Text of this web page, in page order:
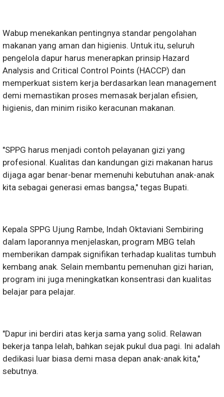
Wabup menekankan pentingnya standar pengolahan
makanan yang aman dan higienis. Untuk itu, seluruh
pengelola dapur harus menerapkan prinsip Hazard
Analysis and Critical Control Points (HACCP) dan
memperkuat sistem kerja berdasarkan lean management
demi memastikan proses memasak berjalan efisien,
higienis, dan minim risiko keracunan makanan.
"SPPG harus menjadi contoh pelayanan gizi yang
profesional. Kualitas dan kandungan gizi makanan harus
dijaga agar benar-benar memenuhi kebutuhan anak-anak
kita sebagai generasi emas bangsa," tegas Bupati.
Kepala SPPG Ujung Rambe, Indah Oktaviani Sembiring
dalam laporannya menjelaskan, program MBG telah
memberikan dampak signifikan terhadap kualitas tumbuh
kembang anak. Selain membantu pemenuhan gizi harian,
program ini juga meningkatkan konsentrasi dan kualitas
belajar para pelajar.
"Dapur ini berdiri atas kerja sama yang solid. Relawan
bekerja tanpa lelah, bahkan sejak pukul dua pagi. Ini adalah
dedikasi luar biasa demi masa depan anak-anak kita,"
sebutnya.